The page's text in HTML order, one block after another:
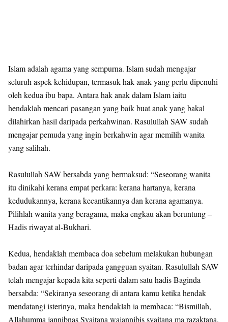
Islam adalah agama yang sempurna. Islam sudah mengajar
seluruh aspek kehidupan, termasuk hak anak yang perlu dipenuhi
oleh kedua ibu bapa. Antara hak anak dalam Islam iaitu
hendaklah mencari pasangan yang baik buat anak yang bakal
dilahirkan hasil daripada perkahwinan. Rasulullah SAW sudah
mengajar pemuda yang ingin berkahwin agar memilih wanita
yang salihah.
Rasulullah SAW bersabda yang bermaksud: “Seseorang wanita
itu dinikahi kerana empat perkara: kerana hartanya, kerana
kedudukannya, kerana kecantikannya dan kerana agamanya.
Pilihlah wanita yang beragama, maka engkau akan beruntung –
Hadis riwayat al-Bukhari.
Kedua, hendaklah membaca doa sebelum melakukan hubungan
badan agar terhindar daripada gangguan syaitan. Rasulullah SAW
telah mengajar kepada kita seperti dalam satu hadis Baginda
bersabda: “Sekiranya seseorang di antara kamu ketika hendak
mendatangi isterinya, maka hendaklah ia membaca: “Bismillah,
Allahumma jannibnas Syaitana wajannibis syaitana ma razaktana.